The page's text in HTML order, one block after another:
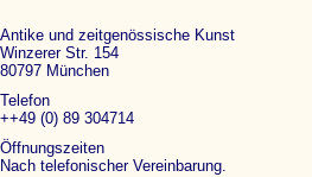
Antike und zeitgenössische Kunst
Winzerer Str. 154
80797 München
Telefon
++49 (0) 89 304714
Öffnungszeiten
Nach telefonischer Vereinbarung.